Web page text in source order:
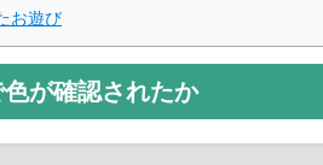
お遊び
が確認されたか